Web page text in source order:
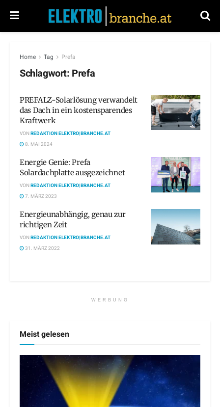
Home Tag Prefa
Schlagwort: Prefa
PREFALZ-Solarlösung verwandelt
das Dach in ein kostensparendes
Kraftwerk
VONREDAKTION ELEKTRO|BRANCHE.AT
8. MAI 2024
Energie Genie: Prefa
Solardachplatte ausgezeichnet
VONREDAKTION ELEKTRO|BRANCHE.AT
7. MÄRZ 2023
Energieunabhängig, genau zur
richtigen Zeit
VONREDAKTION ELEKTRO|BRANCHE.AT
31. MÄRZ 2022
WERBUNG
Meist gelesen